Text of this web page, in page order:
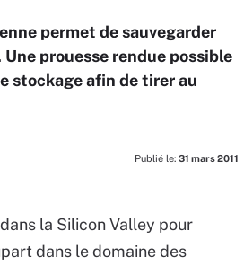
permet de sauvegarder
prouesse rendue possible
stockage afin de tirer au
Publié le: 31 mars 2011
la Silicon Valley pour
dans le domaine des